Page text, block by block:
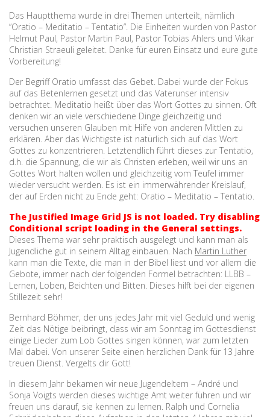
Das Hauptthema wurde in drei Themen unterteilt, nämlich
“Oratio – Meditatio – Tentatio”. Die Einheiten wurden von Pastor
Helmut Paul, Pastor Martin Paul, Pastor Tobias Ahlers und Vikar
Christian Straeuli geleitet. Danke für euren Einsatz und eure gute
Vorbereitung!
Der Begriff Oratio umfasst das Gebet. Dabei wurde der Fokus
auf das Betenlernen gesetzt und das Vaterunser intensiv
betrachtet. Meditatio heißt über das Wort Gottes zu sinnen. Oft
denken wir an viele verschiedene Dinge gleichzeitig und
versuchen unseren Glauben mit Hilfe von anderen Mittlen zu
erklären. Aber das Wichtigste ist natürlich sich auf das Wort
Gottes zu konzentrieren. Letztendlich führt dieses zur Tentatio,
d.h. die Spannung, die wir als Christen erleben, weil wir uns an
Gottes Wort halten wollen und gleichzeitig vom Teufel immer
wieder versucht werden. Es ist ein immerwährender Kreislauf,
der auf Erden nicht zu Ende geht: Oratio – Meditatio – Tentatio.
The Justified Image Grid JS is not loaded. Try disabling
Conditional script loading in the General settings.
Dieses Thema war sehr praktisch ausgelegt und kann man als
Jugendliche gut in seinem Alltag einbauen. Nach Martin Luther
kann man die Texte, die man in der Bibel liest und vor allem die
Gebote, immer nach der folgenden Formel betrachten: LLBB –
Lernen, Loben, Beichten und Bitten. Dieses hilft bei der eigenen
Stillezeit sehr!
Bernhard Böhmer, der uns jedes Jahr mit viel Geduld und wenig
Zeit das Nötige beibringt, dass wir am Sonntag im Gottesdienst
einige Lieder zum Lob Gottes singen können, war zum letzten
Mal dabei. Von unserer Seite einen herzlichen Dank für 13 Jahre
treuen Dienst. Vergelts dir Gott!
In diesem Jahr bekamen wir neue Jugendeltern – André und
Sonja Voigts werden dieses wichtige Amt weiter führen und wir
freuen uns darauf, sie kennen zu lernen. Ralph und Cornelia